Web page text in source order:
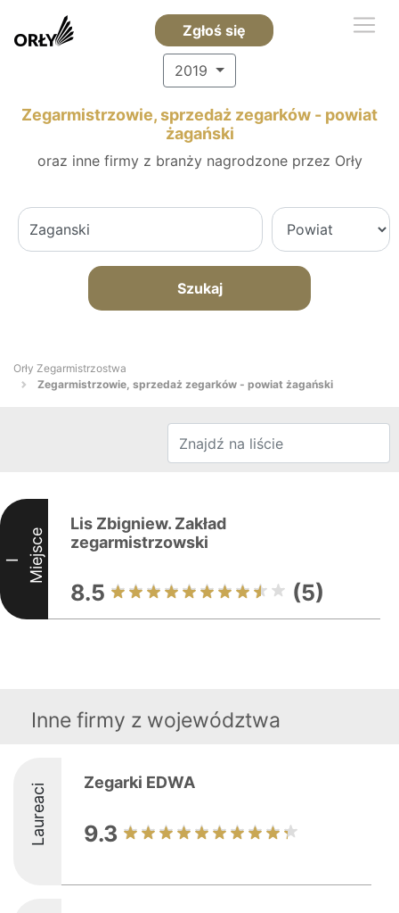
Zgłoś się
2019
Zegarmistrzowie, sprzedaż zegarków - powiat
żagański
oraz inne firmy z branży nagrodzone przez Orły
Szukaj
Orły Zegarmistrzostwa
Zegarmistrzowie, sprzedaż zegarków - powiat żagański
I Miejsce
Lis Zbigniew. Zakład
zegarmistrzowski
8.5 (5)
Inne firmy z województwa
Laureaci Zegarki EDWA
9.3